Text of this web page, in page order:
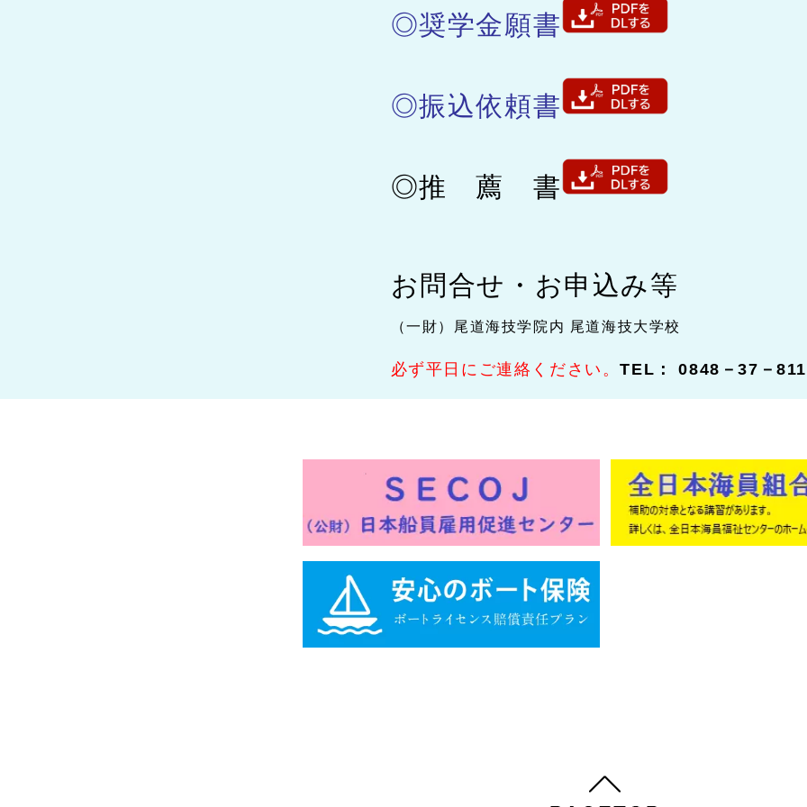
◎奨学金願書
◎振込依頼書
◎推 薦 書
お問合せ・お申込み等
（一財）尾道海技学院内 尾道海技大学校
必ず平日にご連絡ください。TEL： 0848－37－